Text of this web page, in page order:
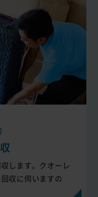
します。クオーレ
収に伺いますの